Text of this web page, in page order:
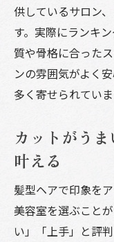
供しているサロン
す。実際にランキ
質や骨格に合った
ンの雰囲気がよく
多く寄せられていま
カットがう
叶える
髪型ヘアで印象を
美容室を選ぶこと
い」「上手」と評